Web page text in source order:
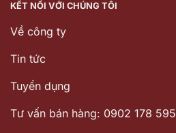
KẾT NỐI VỚI CHÚNG TÔI
Về công ty
Tin tức
Tuyển dụng
Tư vấn bán hàng: 0902 178 595